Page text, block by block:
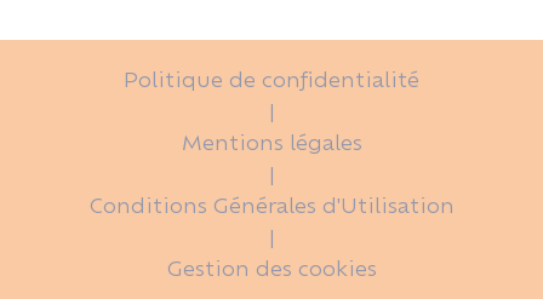
Politique de confidentialité
|
Mentions légales
|
Conditions Générales d'Utilisation
|
Gestion des cookies